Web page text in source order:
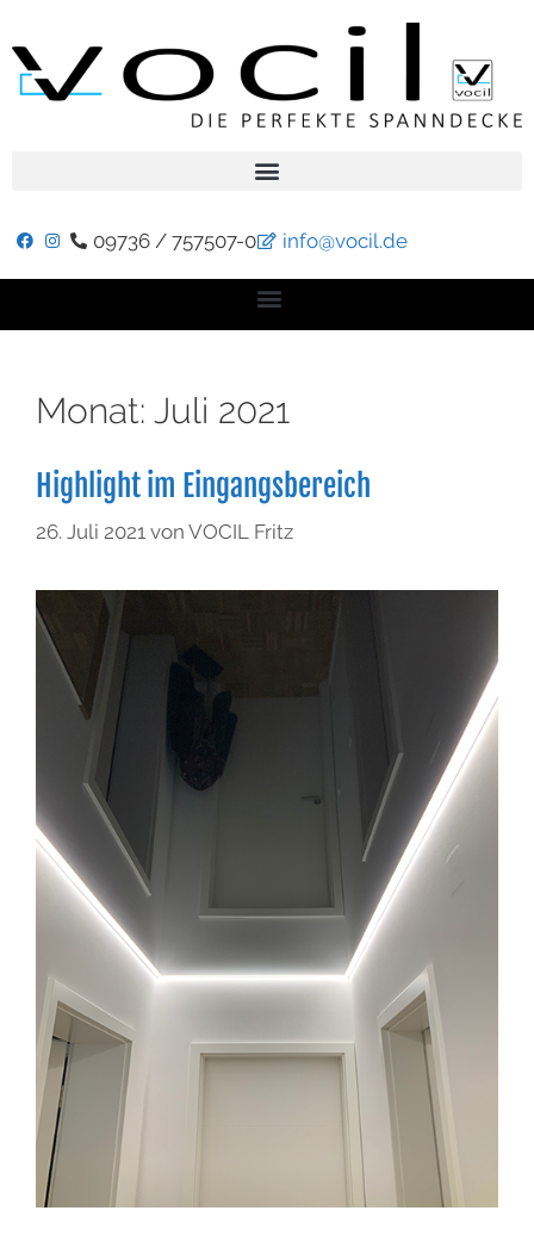
09736 / 757507-0 info@vocil.de
Monat: Juli 2021
Highlight im Eingangsbereich
26. Juli 2021 von VOCIL Fritz